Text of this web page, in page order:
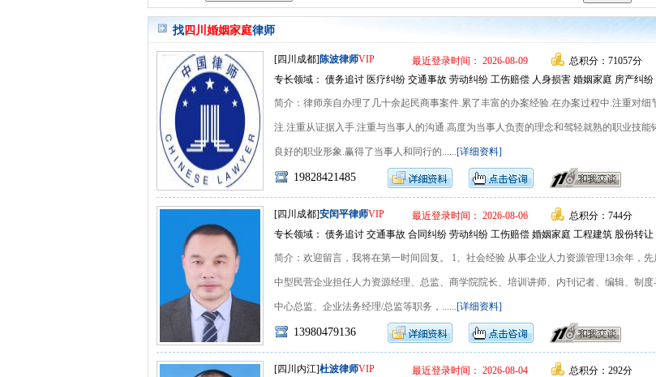
找 四川婚姻家庭律师
[四川成都] 陈波律师VIP 最近登录时间： 2026-08-09
总积分：71057分
专长领域： 债务追讨 医疗纠纷 交通事故 劳动纠纷 工伤赔偿 人身损害 婚姻家庭 房产纠
简介：律师亲自办理了几十余起民商事案件.累了丰富的办案经验.在办案过程中.注重对细
注.注重从证据入手.注重与当事人的沟通.高度为当事人负责的理念和驾轻就熟的职业技能
良好的职业形象.赢得了当事人和同行的......[详细资料]
19828421485
[四川成都]安闰平律师VIP 最近登录时间： 2026-08-06
总积分：744分
专长领域： 债务追讨 交通事故 合同纠纷 劳动纠纷 工伤赔偿 婚姻家庭 工程建筑 股份转让
简介：欢迎留言，我将在第一时间回复。 1、社会经验 从事企业人力资源管理13余年，先
中型民营企业担任人力资源经理、总监、商学院院长、培训讲师、内刊记者、编辑、制度
中心总监、企业法务经理/总监等职务，......[详细资料]
13980479136
[四川内江]杜波律师VIP 最近登录时间： 2026-08-04
总积分：292分